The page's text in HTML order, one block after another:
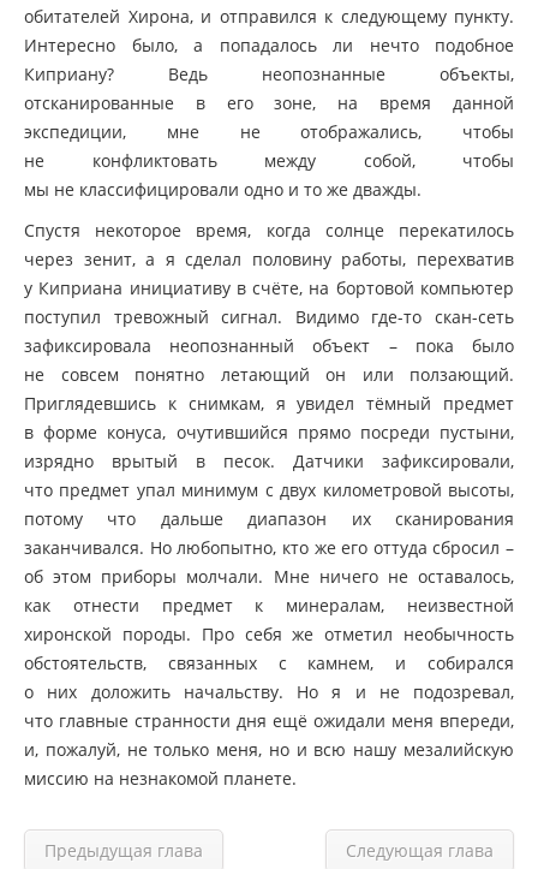
обитателей Хирона, и отправился к следующему пункту.
Интересно было, а попадалось ли нечто подобное
Киприану? Ведь неопознанные объекты,
отсканированные в его зоне, на время данной
экспедиции, мне не отображались, чтобы
не конфликтовать между собой, чтобы
мы не классифицировали одно и то же дважды.
Спустя некоторое время, когда солнце перекатилось
через зенит, а я сделал половину работы, перехватив
у Киприана инициативу в счёте, на бортовой компьютер
поступил тревожный сигнал. Видимо где-то скан-сеть
зафиксировала неопознанный объект – пока было
не совсем понятно летающий он или ползающий.
Приглядевшись к снимкам, я увидел тёмный предмет
в форме конуса, очутившийся прямо посреди пустыни,
изрядно врытый в песок. Датчики зафиксировали,
что предмет упал минимум с двух километровой высоты,
потому что дальше диапазон их сканирования
заканчивался. Но любопытно, кто же его оттуда сбросил –
об этом приборы молчали. Мне ничего не оставалось,
как отнести предмет к минералам, неизвестной
хиронской породы. Про себя же отметил необычность
обстоятельств, связанных с камнем, и собирался
о них доложить начальству. Но я и не подозревал,
что главные странности дня ещё ожидали меня впереди,
и, пожалуй, не только меня, но и всю нашу мезалийскую
миссию на незнакомой планете.
Предыдущая глава Следующая глава